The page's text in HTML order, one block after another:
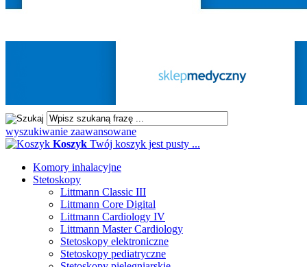
wyszukiwanie zaawansowane
Koszyk Twój koszyk jest pusty ...
Komory inhalacyjne
Stetoskopy
Littmann Classic III
Littmann Core Digital
Littmann Cardiology IV
Littmann Master Cardiology
Stetoskopy elektroniczne
Stetoskopy pediatryczne